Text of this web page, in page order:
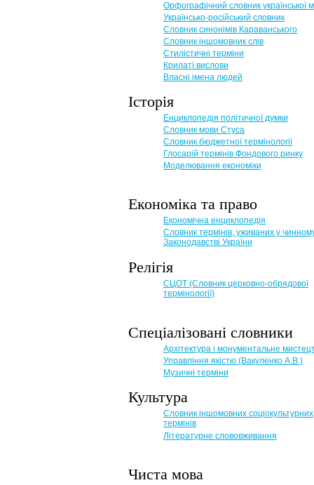
Орфографічний словник української
Українсько-російський словник
Словник синонімів Караванського
Словник іншомовник слів
Стилістичні терміни
Крилаті вислови
Власні імена людей
Історія
Енциклопедія політичної думки
Словник мови Стуса
Словник бюджетної термінології
Глосарій термінів Фондового ринку
Моделювання економіки
Економіка та право
Eкономічна енциклопедія
Словник термінів, уживаних у
Законодавстві України
Релігія
СЦОТ (Словник церковно-обрядової
термінології)
Спеціалізовані словники
Архітектура і монументальне
Управління якістю (Вакуленко А.В.)
Музичні терміни
Культура
Словник іншомовних соціокультурних
термінів
Літературне слововживання
Чиста мова